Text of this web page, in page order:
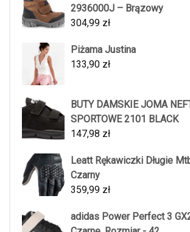
2936000J – Brązowy
304,99 zł
Piżama Justina
133,90 zł
BUTY DAMSKIE JOMA
SPORTOWE 2101 BLACK
147,98 zł
Leatt Rękawiczki Długie
Czarny
359,99 zł
adidas Power Perfect 3